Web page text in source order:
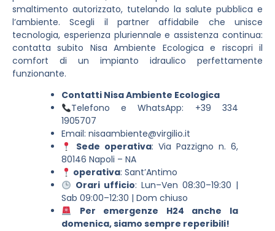
smaltimento autorizzato, tutelando la salute pubblica e
l’ambiente. Scegli il partner affidabile che unisce
tecnologia, esperienza pluriennale e assistenza continua:
contatta subito Nisa Ambiente Ecologica e riscopri il
comfort di un impianto idraulico perfettamente
funzionante.
Contatti Nisa Ambiente Ecologica
Telefono e WhatsApp: +39 334
1905707
Email: nisaambiente@virgilio.it
Sede operativa: Via Pazzigno n. 6,
80146 Napoli – NA
operativa: Sant’Antimo
Orari ufficio: Lun–Ven 08:30–19:30 |
Sab 09:00–12:30 | Dom chiuso
Per emergenze H24 anche la
domenica, siamo sempre reperibili!